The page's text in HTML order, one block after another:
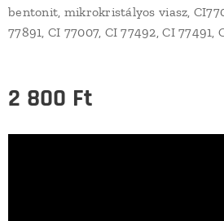
bentonit, mikrokristályos viasz,
77891, CI 77007, CI 77492, CI 77491,
2 800 Ft